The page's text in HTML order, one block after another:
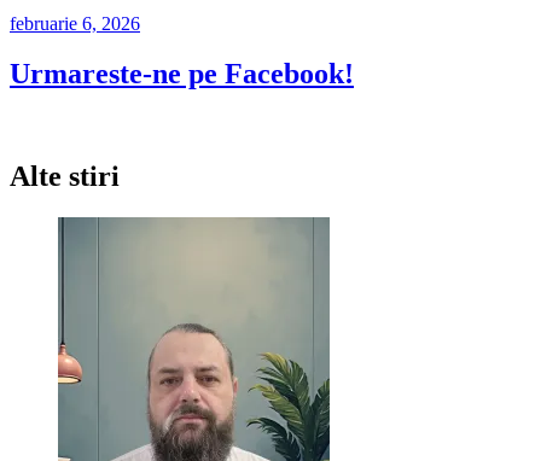
februarie 6, 2026
Urmareste-ne pe Facebook!
Alte stiri